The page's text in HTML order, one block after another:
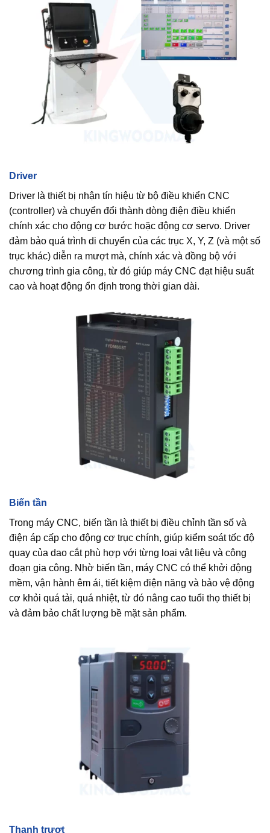
Driver
Driver là thiết bị nhận tín hiệu từ bộ điều khiển CNC
(controller) và chuyển đổi thành dòng điện điều khiển
chính xác cho động cơ bước hoặc động cơ servo. Driver
đảm bảo quá trình di chuyển của các trục X, Y, Z (và một số
trục khác) diễn ra mượt mà, chính xác và đồng bộ với
chương trình gia công, từ đó giúp máy CNC đạt hiệu suất
cao và hoạt động ổn định trong thời gian dài.
Biến tần
Trong máy CNC, biến tần là thiết bị điều chỉnh tần số và
điện áp cấp cho động cơ trục chính, giúp kiểm soát tốc độ
quay của dao cắt phù hợp với từng loại vật liệu và công
đoạn gia công. Nhờ biến tần, máy CNC có thể khởi động
mềm, vận hành êm ái, tiết kiệm điện năng và bảo vệ động
cơ khỏi quá tải, quá nhiệt, từ đó nâng cao tuổi thọ thiết bị
và đảm bảo chất lượng bề mặt sản phẩm.
Thanh trượt